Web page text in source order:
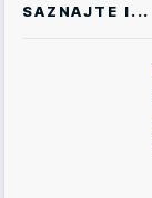
SAZNAJTE I...